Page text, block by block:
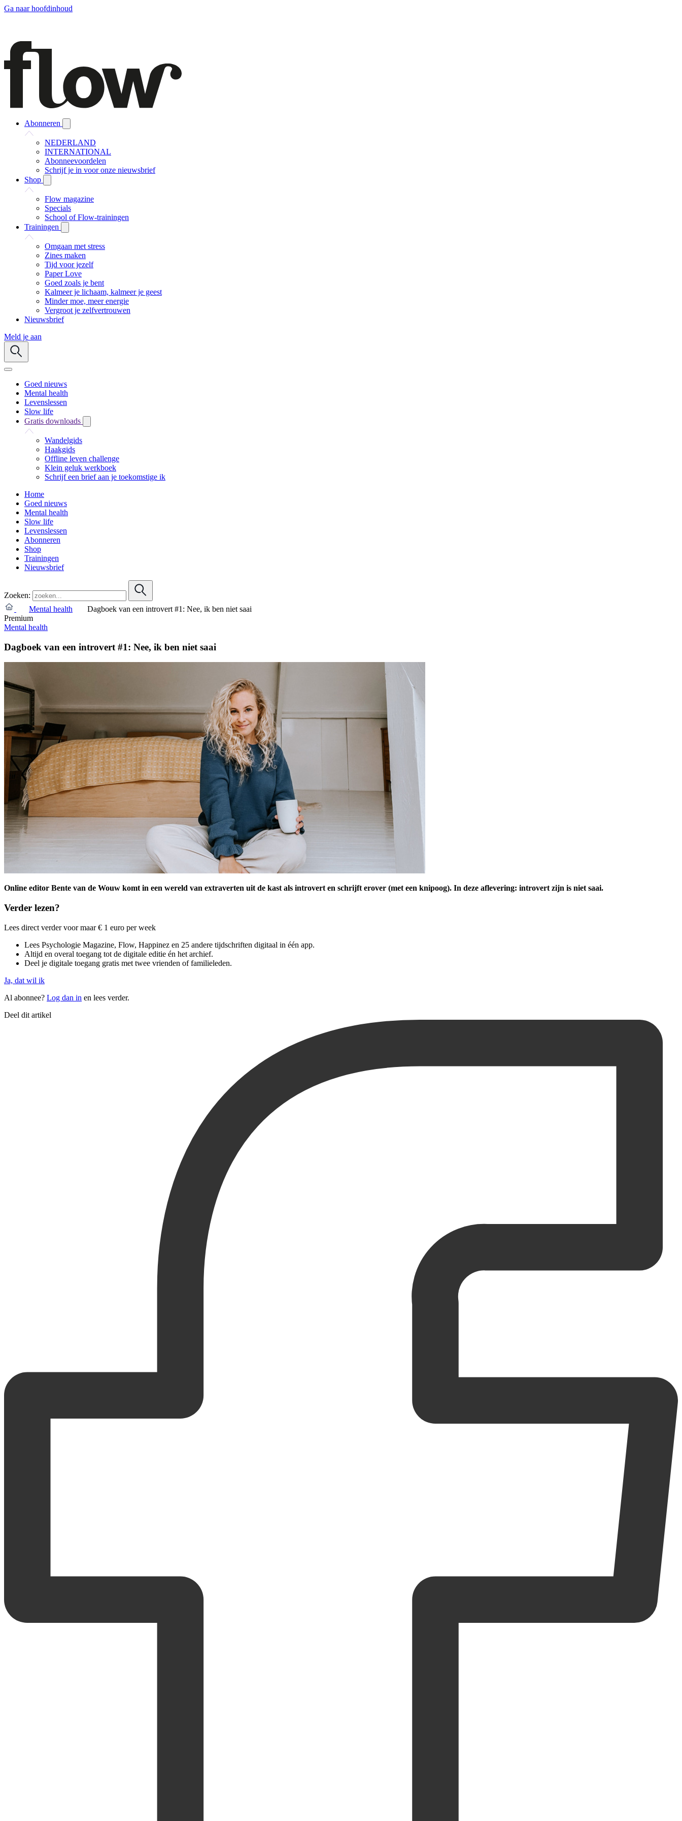
Ga naar hoofdinhoud
Abonneren
NEDERLAND
INTERNATIONAL
Abonneevoordelen
Schrijf je in voor onze nieuwsbrief
Shop
Flow magazine
Specials
School of Flow-trainingen
Trainingen
Omgaan met stress
Zines maken
Tijd voor jezelf
Paper Love
Goed zoals je bent
Kalmeer je lichaam, kalmeer je geest
Minder moe, meer energie
Vergroot je zelfvertrouwen
Nieuwsbrief
Meld je aan
Goed nieuws
Mental health
Levenslessen
Slow life
Gratis downloads
Wandelgids
Haakgids
Offline leven challenge
Klein geluk werkboek
Schrijf een brief aan je toekomstige ik
Home
Goed nieuws
Mental health
Slow life
Levenslessen
Abonneren
Shop
Trainingen
Nieuwsbrief
Zoeken:
Mental health
Dagboek van een introvert #1: Nee, ik ben niet saai
Premium
Mental health
Dagboek van een introvert #1: Nee, ik ben niet saai
Online editor Bente van de Wouw komt in een wereld van extraverten uit de kast als introvert en schrijft erover (met een knipoog). In deze aflevering: introvert zijn is niet saai.
Verder lezen?
Lees direct verder voor maar € 1 euro per week
Lees Psychologie Magazine, Flow, Happinez en 25 andere tijdschriften digitaal in één app.
Altijd en overal toegang tot de digitale editie én het archief.
Deel je digitale toegang gratis met twee vrienden of familieleden.
Ja, dat wil ik
Al abonnee? Log dan in en lees verder.
Deel dit artikel